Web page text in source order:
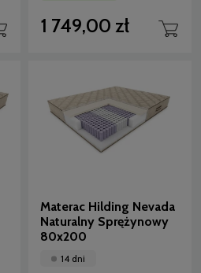
1 749,00 zł
Materac Hilding Nevada
Naturalny Sprężynowy
80x200
14 dni